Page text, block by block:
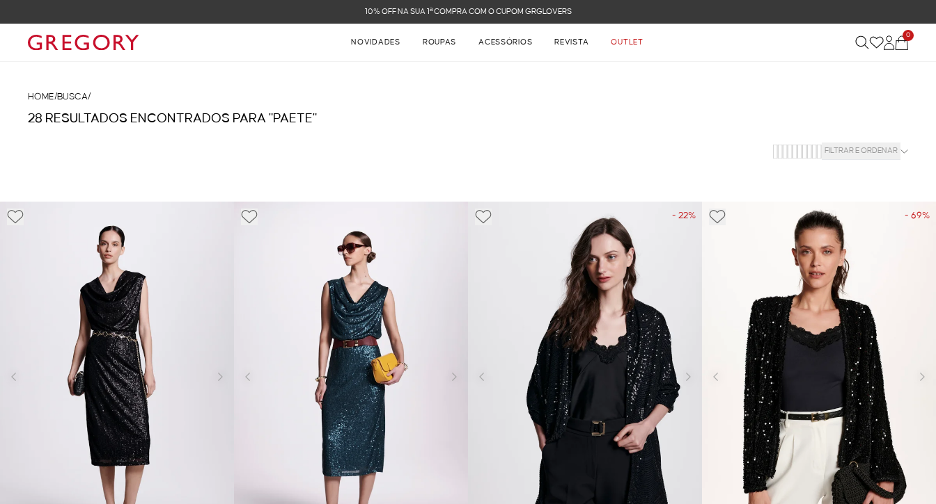
FRETE GRÁTIS NAS COMPRAS ACIMA DE R$ 899
NOVIDADES ROUPAS ACESSÓRIOS REVISTA OUTLET
0
HOME/BUSCA/
28 RESULTADOS ENCONTRADOS PARA "PAETE"
FILTRAR E ORDENAR
- 22% - 69%